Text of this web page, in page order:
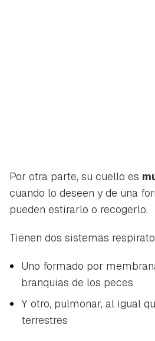
Por otra parte, su cuello es
cuando lo deseen y de una
pueden estirarlo o recogerlo.
Tienen dos sistemas
Uno formado por
branquias de los peces
Y otro, pulmonar, al igual
terrestres